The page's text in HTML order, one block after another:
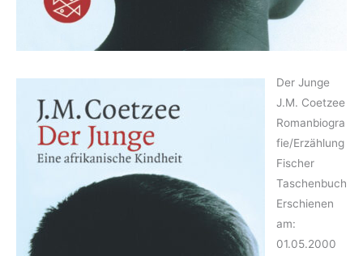
Der Junge
J.M. Coetzee
Romanbiogra
fie/Erzählung
Fischer
Taschenbuch
Erschienen
am:
01.05.2000